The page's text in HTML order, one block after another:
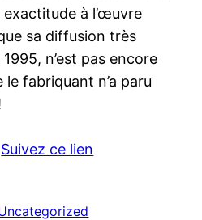
à l’œuvre
sa diffusion très
n’est pas encore
fabriquant n’a paru
Suivez ce lien